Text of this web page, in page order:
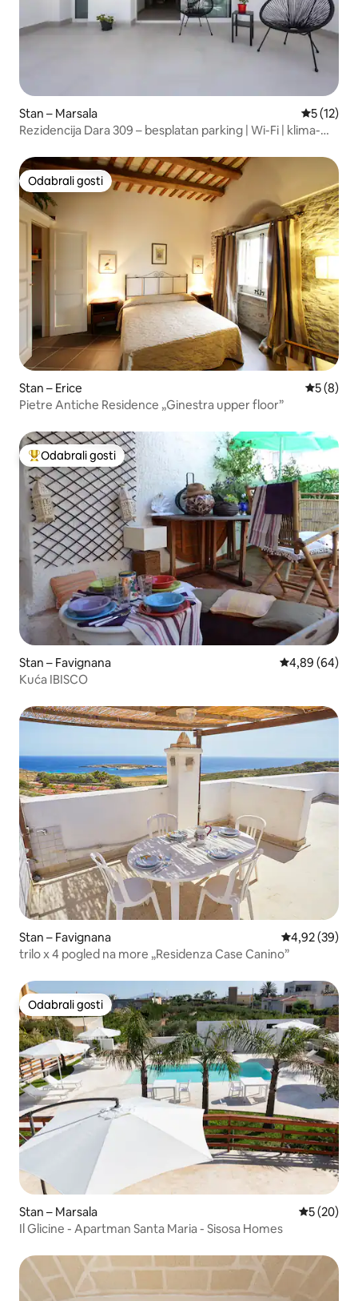
Stan – Marsala Prosječna
5 (12)
Rezidencija Dara 309 – besplatan parking | Wi-Fi | klima-
Odabrali gosti
Odabrali gosti
Stan – Erice
5 (8)
Pietre Antiche Residence „Ginestra upper floor”
Među najviše rangiranima s oznakom „Odabrali gosti”
Odabrali gosti
Stan – Favignana Prosječna
4,89 (64)
Kuća IBISCO
Stan – Favignana Prosječna
4,92 (39)
trilo x 4 pogled na more „Residenza Case Canino”
Odabrali gosti
Odabrali gosti
Stan – Marsala Prosječna
5 (20)
Il Glicine - Apartman Santa Maria - Sisosa Homes